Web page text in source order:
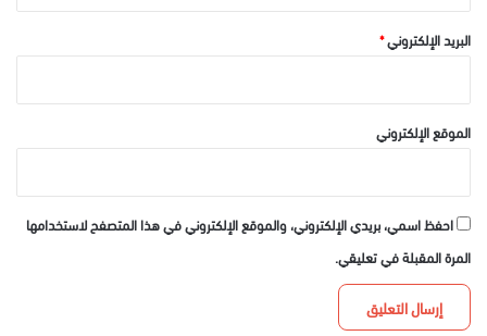
البريد الإلكتروني*
الموقع الإلكتروني
احفظ اسمي، بريدي الإلكتروني، والموقع الإلكتروني في هذا المتصفح لاستخدامها
المرة المقبلة في تعليقي.